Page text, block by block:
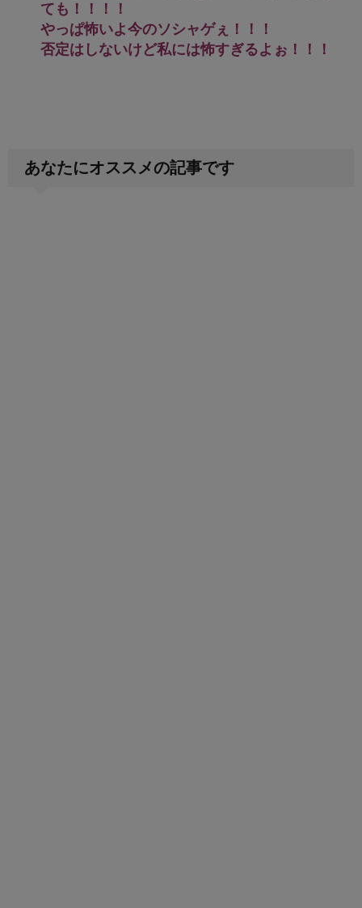
ても！！！！
やっぱ怖いよ今のソシャゲぇ！！！
否定はしないけど私には怖すぎるよぉ！！！
あなたにオススメの記事です